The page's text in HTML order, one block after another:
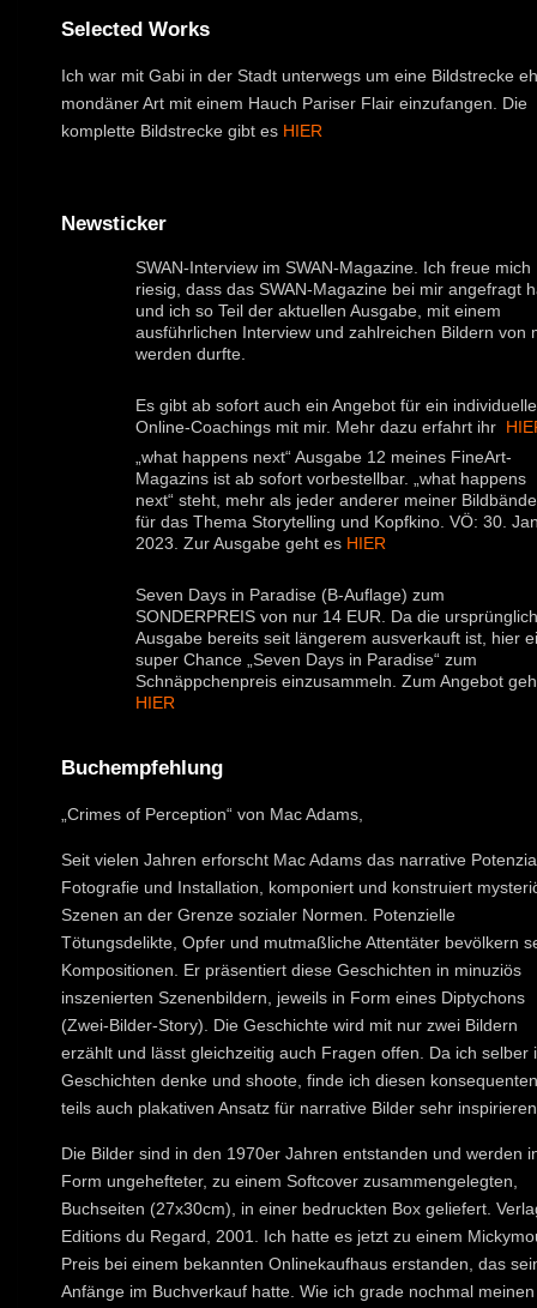
Selected Works
Ich war mit Gabi in der Stadt unterwegs um eine Bildstrecke
mondäner Art mit einem Hauch Pariser Flair einzufangen. Die
komplette Bildstrecke gibt es HIER
Newsticker
SWAN-Interview im SWAN-Magazine. Ich freue mich
riesig, dass das SWAN-Magazine bei mir angefragt
und ich so Teil der aktuellen Ausgabe, mit einem
ausführlichen Interview und zahlreichen Bildern von
werden durfte.
Es gibt ab sofort auch ein Angebot für ein
Online-Coachings mit mir. Mehr dazu erfahrt ihr
„what happens next“ Ausgabe 12 meines FineArt-
Magazins ist ab sofort vorbestellbar. „what happens
next“ steht, mehr als jeder anderer meiner
für das Thema Storytelling und Kopfkino. VÖ: 30.
2023. Zur Ausgabe geht es HIER
Seven Days in Paradise (B-Auflage) zum
SONDERPREIS von nur 14 EUR. Da die
Ausgabe bereits seit längerem ausverkauft ist, hier
super Chance „Seven Days in Paradise“ zum
Schnäppchenpreis einzusammeln. Zum Angebot
HIER
Buchempfehlung
„Crimes of Perception“ von Mac Adams,
Seit vielen Jahren erforscht Mac Adams das narrative
Fotografie und Installation, komponiert und konstruiert
Szenen an der Grenze sozialer Normen. Potenzielle
Tötungsdelikte, Opfer und mutmaßliche Attentäter bevölkern
Kompositionen. Er präsentiert diese Geschichten in minuziös
inszenierten Szenenbildern, jeweils in Form eines Diptychons
(Zwei-Bilder-Story). Die Geschichte wird mit nur zwei Bildern
erzählt und lässt gleichzeitig auch Fragen offen. Da ich selber
Geschichten denke und shoote, finde ich diesen
teils auch plakativen Ansatz für narrative Bilder sehr
Die Bilder sind in den 1970er Jahren entstanden und werden
Form ungehefteter, zu einem Softcover zusammengelegten,
Buchseiten (27x30cm), in einer bedruckten Box geliefert.
Editions du Regard, 2001. Ich hatte es jetzt zu einem
Preis bei einem bekannten Onlinekaufhaus erstanden, das
Anfänge im Buchverkauf hatte. Wie ich grade nochmal meinen